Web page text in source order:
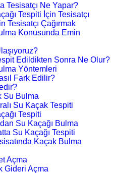
Tesisatçı Ne Yapar?
Tespiti İçin Tesisatçı
Tesisatçı Çağırmak
Konusunda Emin
Edildikten Sonra Ne Olur?
Yöntemleri
Fark Edilir?
Su Bulma
Su Kaçak Tespiti
Tespiti
Su Kaçağı Bulma
Su Kaçağı Tespiti
Kaçak Bulma
Açma
Gideri Açma